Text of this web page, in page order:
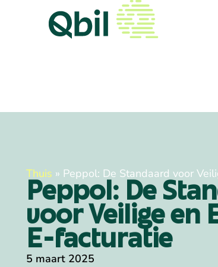
Thuis » Peppol: De Standaard voor
Peppol: De
voor Veilige en
E-facturatie
5 maart 2025